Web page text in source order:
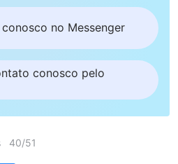
no Messenger
conosco pelo
40/51